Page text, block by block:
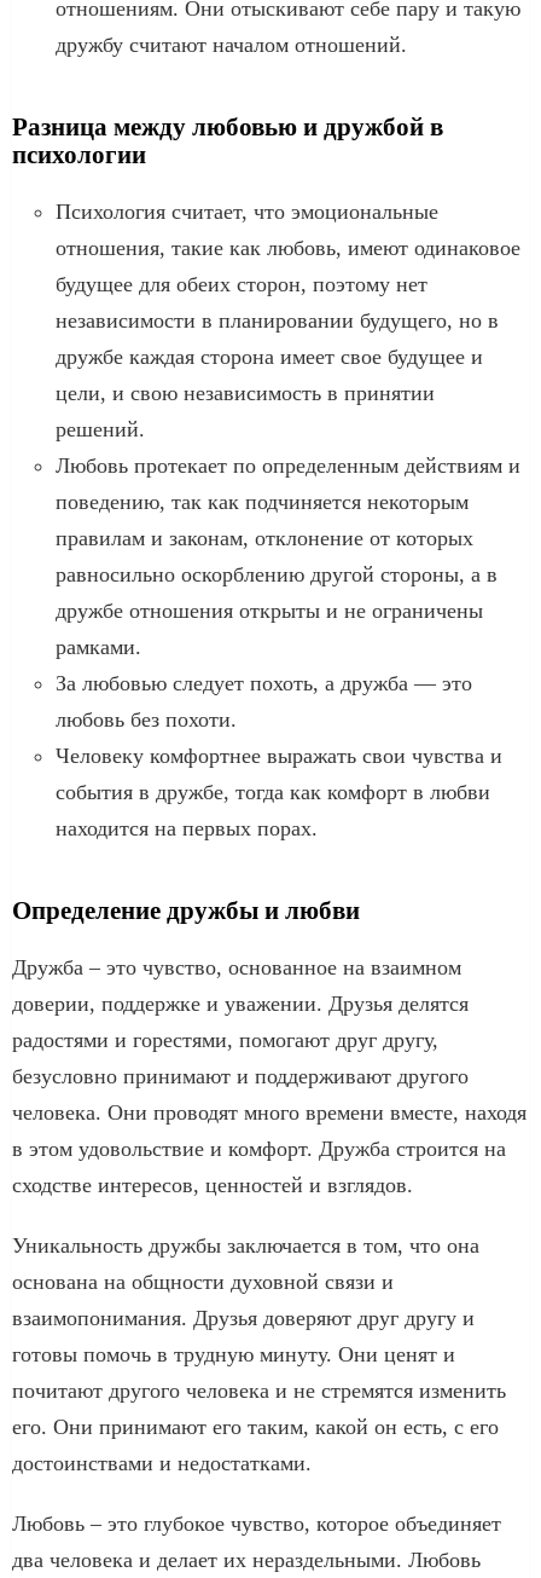
отношениям. Они отыскивают себе пару и такую
дружбу считают началом отношений.
Разница между любовью и дружбой в
психологии
Психология считает, что эмоциональные
отношения, такие как любовь, имеют одинаковое
будущее для обеих сторон, поэтому нет
независимости в планировании будущего, но в
дружбе каждая сторона имеет свое будущее и
цели, и свою независимость в принятии
решений.
Любовь протекает по определенным действиям и
поведению, так как подчиняется некоторым
правилам и законам, отклонение от которых
равносильно оскорблению другой стороны, а в
дружбе отношения открыты и не ограничены
рамками.
За любовью следует похоть, а дружба — это
любовь без похоти.
Человеку комфортнее выражать свои чувства и
события в дружбе, тогда как комфорт в любви
находится на первых порах.
Определение дружбы и любви
Дружба – это чувство, основанное на взаимном
доверии, поддержке и уважении. Друзья делятся
радостями и горестями, помогают друг другу,
безусловно принимают и поддерживают другого
человека. Они проводят много времени вместе, находя
в этом удовольствие и комфорт. Дружба строится на
сходстве интересов, ценностей и взглядов.
Уникальность дружбы заключается в том, что она
основана на общности духовной связи и
взаимопонимания. Друзья доверяют друг другу и
готовы помочь в трудную минуту. Они ценят и
почитают другого человека и не стремятся изменить
его. Они принимают его таким, какой он есть, с его
достоинствами и недостатками.
Любовь – это глубокое чувство, которое объединяет
два человека и делает их нераздельными. Любовь